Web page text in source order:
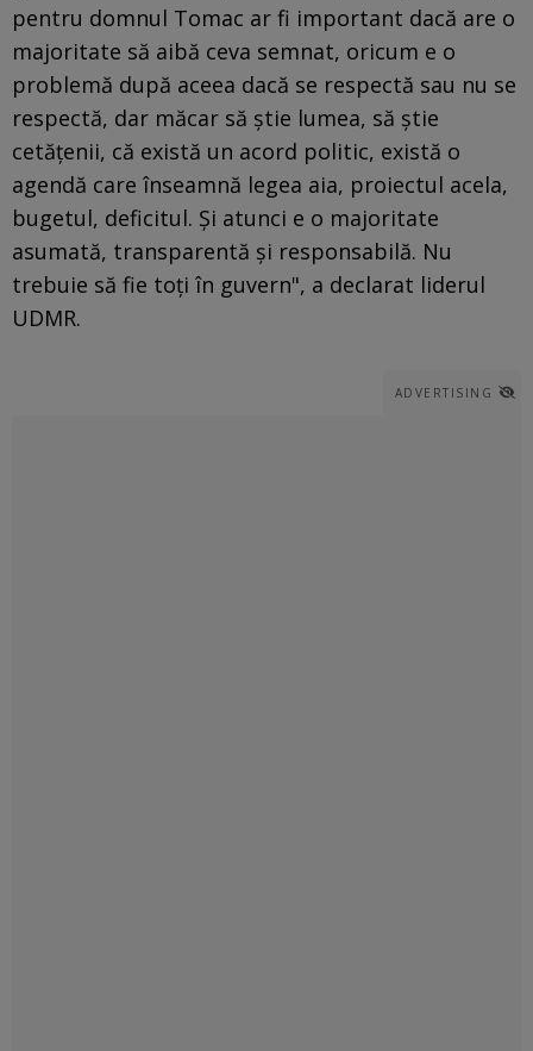
pentru domnul Tomac ar fi important dacă are o
majoritate să aibă ceva semnat, oricum e o
problemă după aceea dacă se respectă sau nu se
respectă, dar măcar să știe lumea, să știe
cetățenii, că există un acord politic, există o
agendă care înseamnă legea aia, proiectul acela,
bugetul, deficitul. Și atunci e o majoritate
asumată, transparentă și responsabilă. Nu
trebuie să fie toți în guvern", a declarat liderul
UDMR.
ADVERTISING